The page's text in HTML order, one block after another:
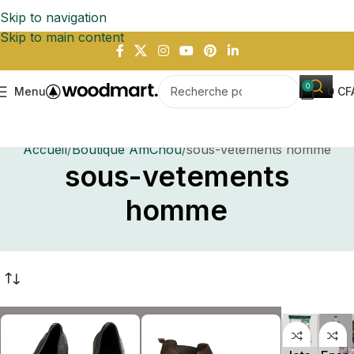
Skip to navigation
Skip to main content
Menu 0 0
Accueil Boutique AmChou sous-vetements homme
sous-vetements
homme